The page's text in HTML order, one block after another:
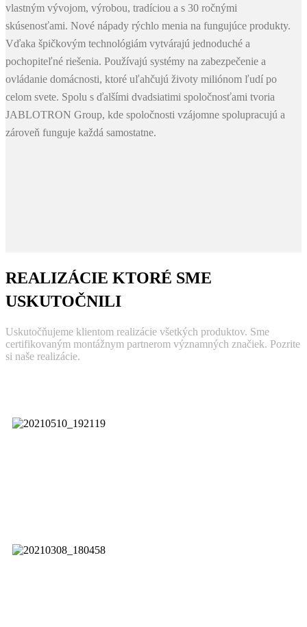
vlastným vývojom, výrobou, tradíciou a s 30 ročnými
skúsenosťami. Nové nápady rýchlo menia na fungujúce produkty.
Vďaka špičkovým technológiám vytvárajú jednoduché a
pochopiteľné riešenia. Používajú systémy na zabezpečenie a
ovládanie domácnosti, ktoré uľahčujú životy miliónom ľudí po
celom svete. Spolu s ďalšími dvadsiatimi spoločnosťami tvoria
JABLOTRON Group, kde spoločnosti vzájomne spolupracujú a
zároveň funguje každá samostatne.
REALIZÁCIE KTORÉ SME
USKUTOČNILI
Uskutočňujeme klientom realizácie všetkých produktov. Sme
certifikovaným montážnym partnerom významných značiek. Pozrite
si naše realizácie.